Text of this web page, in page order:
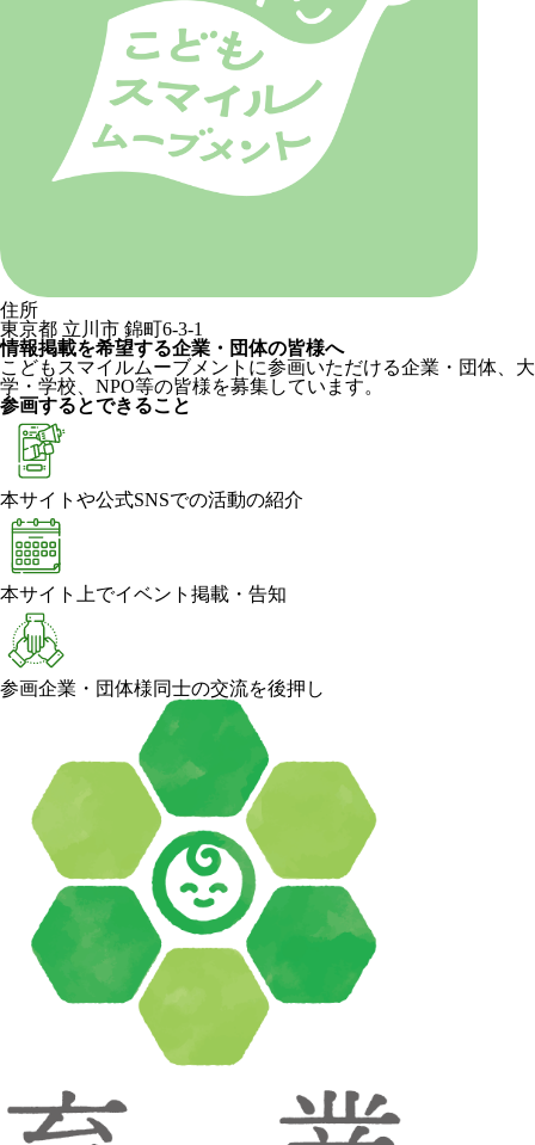
住所
東京都 立川市 錦町6-3-1
情報掲載を希望する企業・団体の皆様へ
こどもスマイルムーブメントに参画いただける企業・団体、大
学・学校、NPO等の皆様を募集しています。
参画するとできること
本サイトや公式SNSでの活動の紹介
本サイト上でイベント掲載・告知
参画企業・団体様同士の交流を後押し